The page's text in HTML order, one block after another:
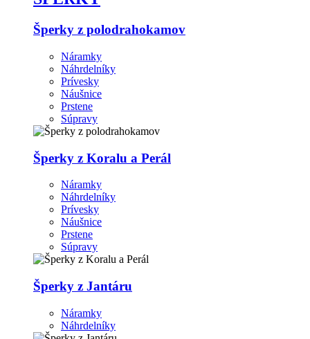
Šperky z polodrahokamov
Náramky
Náhrdelníky
Prívesky
Náušnice
Prstene
Súpravy
Šperky z Koralu a Perál
Náramky
Náhrdelníky
Prívesky
Náušnice
Prstene
Súpravy
Šperky z Jantáru
Náramky
Náhrdelníky